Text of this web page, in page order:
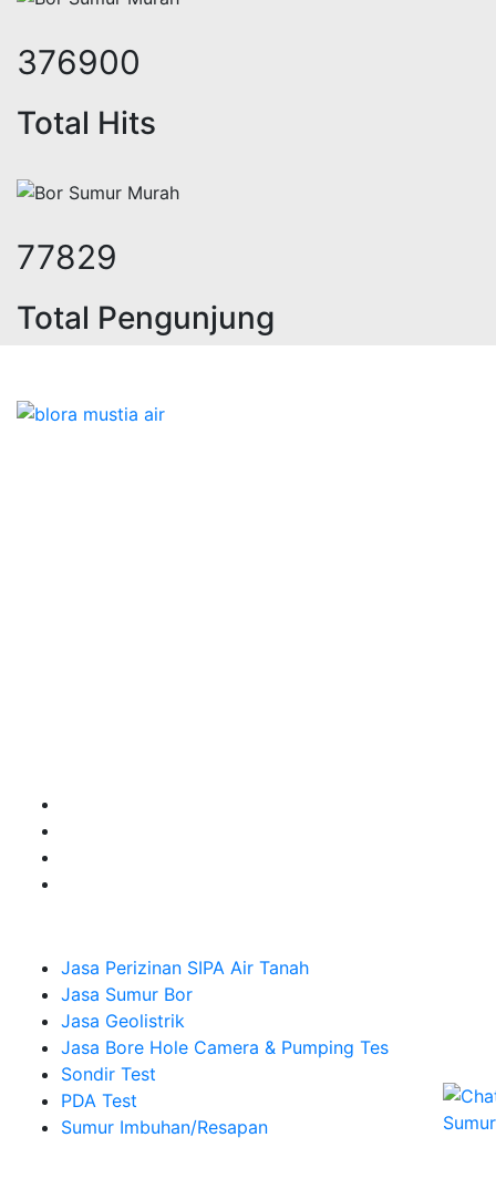
459391
Total Hits
95814
Total Pengunjung
Jasa Perizinan SIPA Air Tanah
Jasa Sumur Bor
Jasa Geolistrik
Jasa Bore Hole Camera & Pumping Tes
Sondir Test
PDA Test
Sumur Imbuhan/Resapan